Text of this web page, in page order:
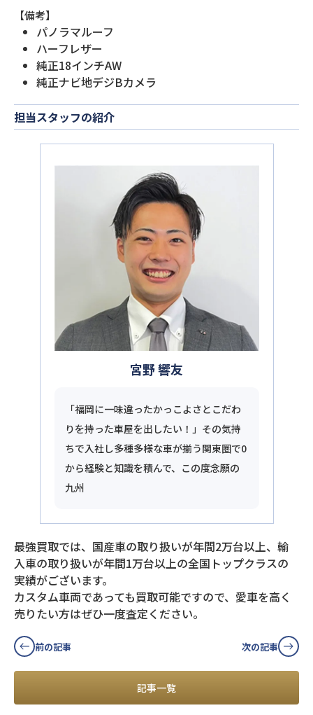
【備考】
パノラマルーフ
ハーフレザー
純正18インチAW
純正ナビ地デジBカメラ
担当スタッフの紹介
宮野 響友
「福岡に一味違ったかっこよさとこだわ
りを持った車屋を出したい！」その気持
ちで入社し多種多様な車が揃う関東圏で0
から経験と知識を積んで、この度念願の
九州
最強買取では、国産車の取り扱いが年間2万台以上、輸
入車の取り扱いが年間1万台以上の全国トップクラスの
実績がございます。
カスタム車両であっても買取可能ですので、愛車を高く
売りたい方はぜひ一度査定ください。
前の記事
記事一覧
次の記事